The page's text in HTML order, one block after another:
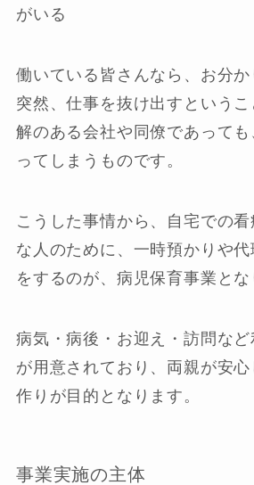
がいる
働いている皆さんなら、お分
突然、仕事を抜け出すという
解のある会社や同僚であって
ってしまうものです。
こうした事情から、自宅での
な人のために、一時預かりや
をするのが、病児保育事業とな
病気・病後・お迎え・訪問な
が用意されており、両親が安
作りが目的となります。
事業実施の主体